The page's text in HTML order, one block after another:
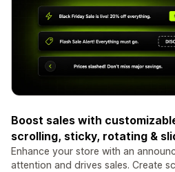
Boost sales with
scrolling, sticky, rotating &
Enhance your store with an
attention and drives sales. Create